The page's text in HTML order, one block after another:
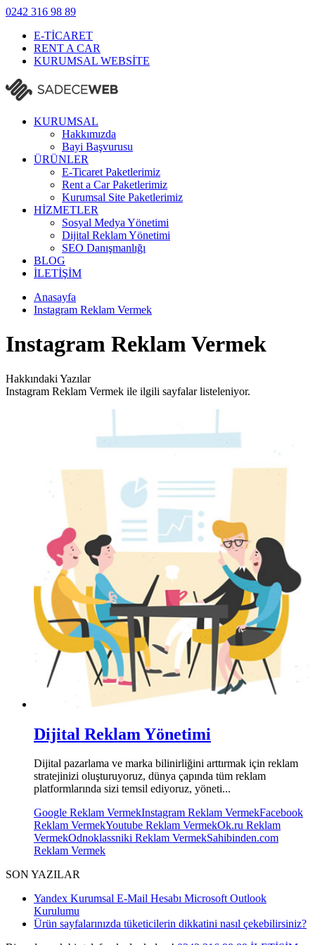
0242 316 98 89
E-TİCARET
RENT A CAR
KURUMSAL WEBSİTE
KURUMSAL
Hakkımızda
Bayi Başvurusu
ÜRÜNLER
E-Ticaret Paketlerimiz
Rent a Car Paketlerimiz
Kurumsal Site Paketlerimiz
HİZMETLER
Sosyal Medya Yönetimi
Dijital Reklam Yönetimi
SEO Danışmanlığı
BLOG
İLETİŞİM
Anasayfa
Instagram Reklam Vermek
Instagram Reklam Vermek
Hakkındaki Yazılar
Instagram Reklam Vermek ile ilgili sayfalar listeleniyor.
Dijital Reklam Yönetimi
Dijital pazarlama ve marka bilinirliğini arttırmak için reklam
stratejinizi oluşturuyoruz, dünya çapında tüm reklam
platformlarında sizi temsil ediyoruz, yöneti...
Google Reklam VermekInstagram Reklam VermekFacebook
Reklam VermekYoutube Reklam VermekOk.ru Reklam
VermekOdnoklassniki Reklam VermekSahibinden.com
Reklam Vermek
SON YAZILAR
Yandex Kurumsal E-Mail Hesabı Microsoft Outlook
Kurulumu
Ürün sayfalarınızda tüketicilerin dikkatini nasıl çekebilirsiniz?